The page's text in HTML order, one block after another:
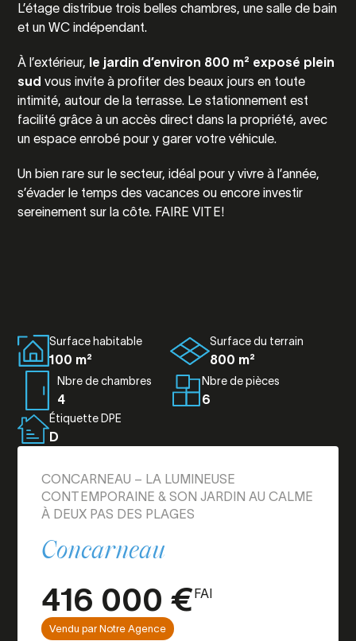
L’étage distribue trois belles chambres, une salle de bain
et un WC indépendant.
À l’extérieur, le jardin d’environ 800 m² exposé plein
sud vous invite à profiter des beaux jours en toute
intimité, autour de la terrasse. Le stationnement est
facilité grâce à un accès direct dans la propriété, avec
un espace enrobé pour y garer votre véhicule.
Un bien rare sur le secteur, idéal pour y vivre à l’année,
s’évader le temps des vacances ou encore investir
sereinement sur la côte. FAIRE VITE!
Surface habitable
100 m²
Surface du terrain
800 m²
Nbre de chambres
4
Nbre de pièces
6
Étiquette DPE
D
CONCARNEAU – LA LUMINEUSE
CONTEMPORAINE & SON JARDIN AU CALME
À DEUX PAS DES PLAGES
Concarneau
416 000 €FAI
Vendu par Notre Agence